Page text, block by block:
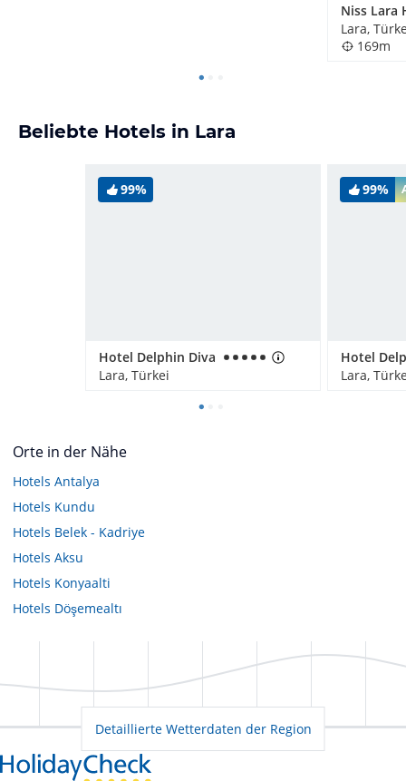
Niss Lara
Lara,
169m
Beliebte Hotels in Lara
99%
Hotel Delphin Diva
Lara, Türkei
99%
Lara,
Orte in der Nähe
Hotels Antalya
Hotels Kundu
Hotels Belek - Kadriye
Hotels Aksu
Hotels Konyaalti
Hotels Döşemealtı
Detaillierte Wetterdaten der Region